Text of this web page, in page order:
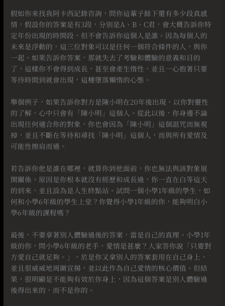
假如你來找我阿卡西記錄咨詢，問你這輩子餘下還有多少段真感
情，假設你的答案是有3段，分別是A、B、C君，會大概告訴你特
定年份出現的時間段，但不會告訴你這個人是誰。因為每個人的
未來是浮動的，這三位對象可以是任何一個符合條件的人，與你
一起。如果告訴你答案，那就失去了考驗和體驗的意義和目的
了，這樣你不會得到成長，甚至會產生惰性，並且一心抱著只要
等待時間到就會出現，這種墮落懶惰的心態。
舉個例子，如果告訴你對方是陳小明在20年後出現，以你對靈性
的了解，心中只會有「陳小明」這個人。從此以後，你身邊不論
出現任何適合你的對象，你也會因為「陳小明」這個詛咒而無視
掉，並且不斷在等待和尋找「陳小明」這個人，而與所有愛情及
可能性擦肩而過。
若告訴你他是誰在哪裡，就算你到他面前，你也無法與該對象展
開關係。原因是你根本就沒有經歷和成長過，你一直在白等這天
的到來，並且設為是人生終點站。試問一個小學1年級的學生，如
何和小學6年級的學生上堂？你覺得小學1年級的你，能夠明白小
學6年級的課程嗎？
最後，不要拿著別人體驗過後的答案，當是自己的真理。小學1年
級的你，問小學6年級的老手，愛情是甚麼？人家答你說「只要對
方愛自己就足夠。」，於是你又拿別人的答案套用在自己身上，
並且很威威地周圍宣揚，並以此作為自己愛情的核心價值。但結
果，很明顯是不能夠有效於你身上，因為這個答案是別人體驗過
後得出來的，而不是你的。